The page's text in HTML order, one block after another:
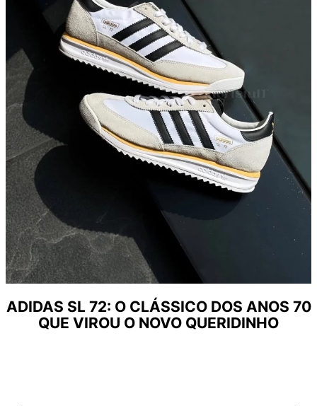
ADIDAS SL 72: O CLÁSSICO DOS ANOS 70
QUE VIROU O NOVO QUERIDINHO